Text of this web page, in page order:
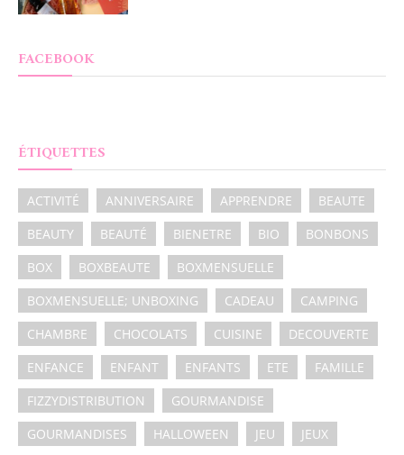
FACEBOOK
ÉTIQUETTES
ACTIVITÉ ANNIVERSAIRE APPRENDRE
BEAUTE
BEAUTY
BEAUTÉ BIENETRE BIO
BONBONS
BOX
BOXBEAUTE
BOXMENSUELLE
BOXMENSUELLE; UNBOXING
CADEAU
CAMPING
CHAMBRE
CHOCOLATS CUISINE
DECOUVERTE
ENFANCE
ENFANT ENFANTS ETE
FAMILLE
FIZZYDISTRIBUTION
GOURMANDISE
GOURMANDISES
HALLOWEEN JEU JEUX